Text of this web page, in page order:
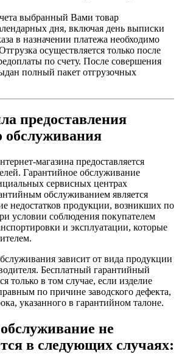
выбранный Вами товар
дня, включая день выписки
в назначении платежа необходимо
осуществляется только после
по счету. После совершения
полный пакет отгрузочных
предоставления
обслуживания
магазина предоставляется
Гарантийное обслуживание
сервисных центрах
обслуживанием является
недостатков продукции, возникших по
условии соблюдения покупателем
и эксплуатации, которые
зависит от вида продукции
Бесплатный гарантийный
только в том случае, если изделие
по причине заводского дефекта,
указанного в гарантийном талоне.
не
в следующих случаях: